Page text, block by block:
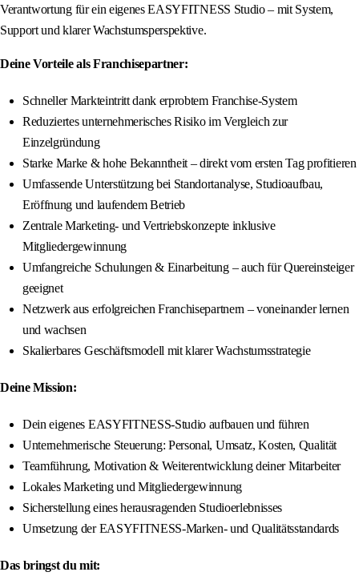
Verantwortung für ein eigenes EASYFITNESS Studio – mit System,
Support und klarer Wachstumsperspektive.
Deine Vorteile als Franchisepartner:
Schneller Markteintritt dank erprobtem Franchise-System
Reduziertes unternehmerisches Risiko im Vergleich zur
Einzelgründung
Starke Marke & hohe Bekanntheit – direkt vom ersten Tag profitieren
Umfassende Unterstützung bei Standortanalyse, Studioaufbau,
Eröffnung und laufendem Betrieb
Zentrale Marketing- und Vertriebskonzepte inklusive
Mitgliedergewinnung
Umfangreiche Schulungen & Einarbeitung – auch für Quereinsteiger
geeignet
Netzwerk aus erfolgreichen Franchisepartnern – voneinander lernen
und wachsen
Skalierbares Geschäftsmodell mit klarer Wachstumsstrategie
Deine Mission:
Dein eigenes EASYFITNESS-Studio aufbauen und führen
Unternehmerische Steuerung: Personal, Umsatz, Kosten, Qualität
Teamführung, Motivation & Weiterentwicklung deiner Mitarbeiter
Lokales Marketing und Mitgliedergewinnung
Sicherstellung eines herausragenden Studioerlebnisses
Umsetzung der EASYFITNESS-Marken- und Qualitätsstandards
Das bringst du mit: